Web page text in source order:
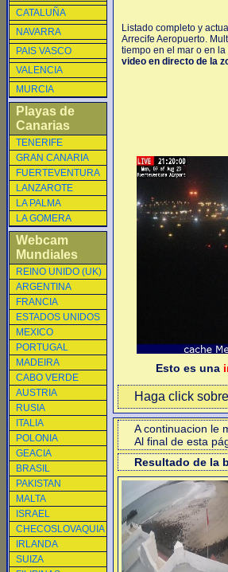
CATALUÑA
NAVARRA
PAIS VASCO
VALENCIA
MURCIA
Playas de
Canarias
TENERIFE
GRAN CANARIA
FUERTEVENTURA
LANZAROTE
LA PALMA
LA GOMERA
Webcam
Mundiales
REINO UNIDO (UK)
ARGENTINA
FRANCIA
ESTADOS UNIDOS
MEXICO
PORTUGAL
MADEIRA
CABO VERDE
AUSTRIA
RUSIA
ITALIA
POLONIA
GEACIA
BRASIL
PAKISTAN
MALTA
ISRAEL
CHECOSLOVAQUIA
IRLANDA
SUIZA
Listado completo y
Arrecife Aeropuerto.
tiempo en el mar o en
video en directo de la
Esto es una
Haga click
A continuacion le
Al final de esta
Resultado de la